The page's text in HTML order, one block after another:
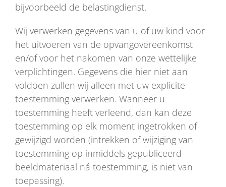
bijvoorbeeld de belastingdienst.
Wij verwerken gegevens van u of uw kind voor
het uitvoeren van de opvangovereenkomst
en/of voor het nakomen van onze wettelijke
verplichtingen. Gegevens die hier niet aan
voldoen zullen wij alleen met uw explicite
toestemming verwerken. Wanneer u
toestemming heeft verleend, dan kan deze
toestemming op elk moment ingetrokken of
gewijzigd worden (intrekken of wijziging van
toestemming op inmiddels gepubliceerd
beeldmateriaal ná toestemming, is niet van
toepassing).